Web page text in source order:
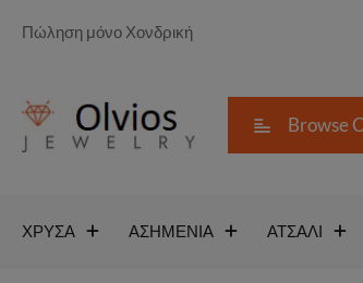
Πώληση μόνο Χονδρική
Browse
ΧΡΥΣΑ ΑΣΗΜΕΝΙΑ ΑΤΣΑΛΙ